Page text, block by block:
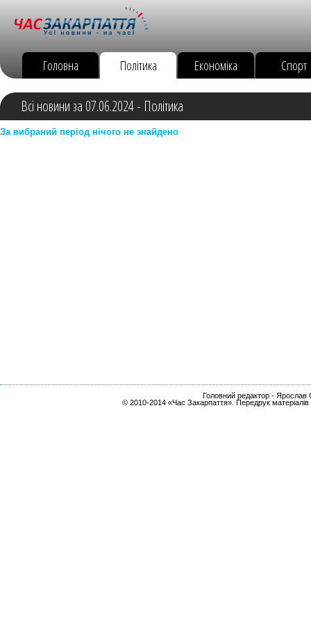
Головна Політика Економіка Спорт
Всі новини за 07.06.2024 - Політика
За вибраний період нічого не знайдено
Головний редактор - Ярослав
© 2010-2014 «Час Закарпаття». Передрук